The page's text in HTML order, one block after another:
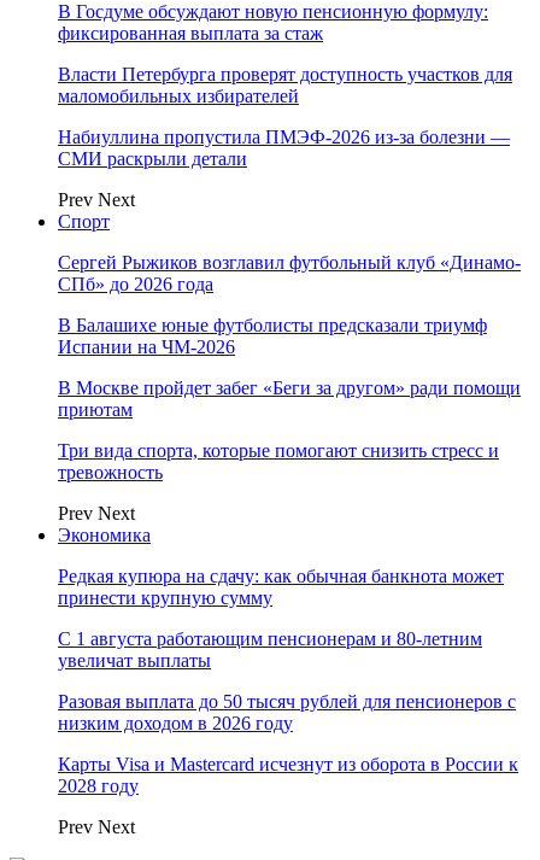
В Госдуме обсуждают новую пенсионную формулу:
фиксированная выплата за стаж
Власти Петербурга проверят доступность участков для
маломобильных избирателей
Набиуллина пропустила ПМЭФ-2026 из-за болезни —
СМИ раскрыли детали
Prev Next
Спорт
Сергей Рыжиков возглавил футбольный клуб «Динамо-
СПб» до 2026 года
В Балашихе юные футболисты предсказали триумф
Испании на ЧМ-2026
В Москве пройдет забег «Беги за другом» ради помощи
приютам
Три вида спорта, которые помогают снизить стресс и
тревожность
Prev Next
Экономика
Редкая купюра на сдачу: как обычная банкнота может
принести крупную сумму
С 1 августа работающим пенсионерам и 80-летним
увеличат выплаты
Разовая выплата до 50 тысяч рублей для пенсионеров с
низким доходом в 2026 году
Карты Visa и Mastercard исчезнут из оборота в России к
2028 году
Prev Next